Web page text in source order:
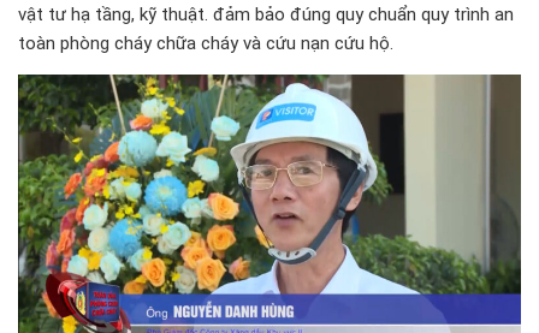
vật tư hạ tầng, kỹ thuật. đảm bảo đúng quy chuẩn quy trình an
toàn phòng cháy chữa cháy và cứu nạn cứu hộ.